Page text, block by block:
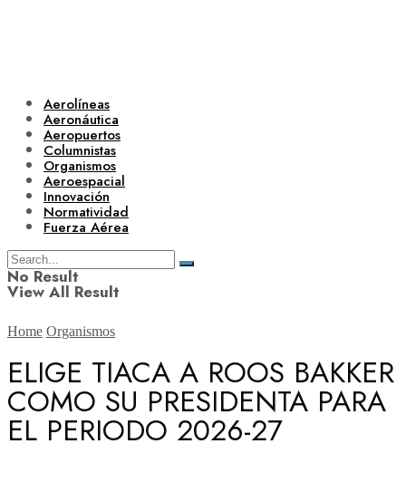
Aerolíneas
Aeronáutica
Aeropuertos
Columnistas
Organismos
Aeroespacial
Innovación
Normatividad
Fuerza Aérea
No Result
View All Result
Aerolíneas
Home Organismos
ELIGE TIACA A ROOS BAKKER
COMO SU PRESIDENTA PARA
EL PERIODO 2026-27